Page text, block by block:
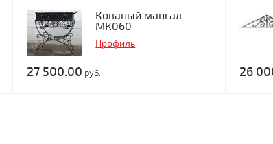
Кованый мангал
МК060
Профиль
27 500.00 руб. 26